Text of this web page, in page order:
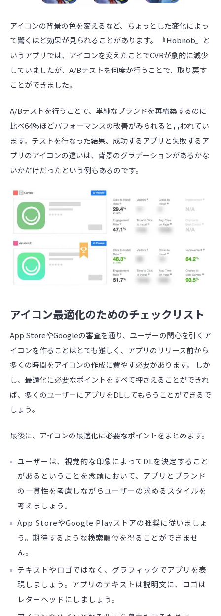
アイコンの背景の色を変えるなど、ちょっとした変化によっ
て驚くほど効果が見られることがあります。 『Hobnob』と
いうアプリでは、アイコンを変えたことでCVRが劇的に減少
していましたが、A/Bテストを何度か行うことで、取り戻す
ことができました。
A/Bテストを行うことで、単純なブランドを再構築するのに
比べ64%ほどパフォーマンスの改善がみられると言われてい
ます。テストを行なった結果、成功するアプリと失敗するア
プリのアイコンの違いは、背景のグラデーションがあるかな
いかだけだったという例もあるのです。
アイコン最適化のためのチェックリスト
App StoreやGoogleの審査を通り、ユーザーの関心を引くア
イコンを作ることはとても難しく、アプリのリリース前から
多くの時間をアイコンの作成に費やす必要があります。 しか
し、最適化に必要なポイントをすベて押さえることができれ
ば、多くのユーザーにアプリをDLしてもらうことができるで
しょう。
最後に、アイコンの最適化に必要なポイントをまとめます。
ユーザーは、視覚的な印象によってDLを決定すること
があるということを念頭において、アプリとブランド
の一貫性を考慮しながらユーザーの求めるスタイルを
考えましょう。
App StoreやGoogle Playストアの推奨に従いましょ
う。期待するような検索順位を得ることができませ
ん。
テキストやロゴではなく、グラフィックでアプリを表
現しましょう。アプリのテキストは説明文に、ロゴは
レターヘッドにしましょう。